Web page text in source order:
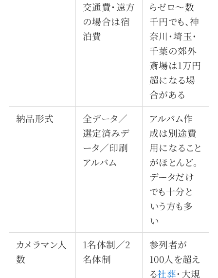
交通費・遠方
の場合は宿
泊費
らゼロ〜数
千円でも、神
奈川・埼玉・
千葉の郊外
斎場は1万円
超になる場
合がある
納品形式
全データ／
選定済みデ
ータ／印刷
アルバム
アルバム作
成は別途費
用になること
がほとんど。
データだけ
でも十分と
いう方も多
い
カメラマン人
数
1名体制／2
名体制
参列者が
100人を超え
る社葬・大規